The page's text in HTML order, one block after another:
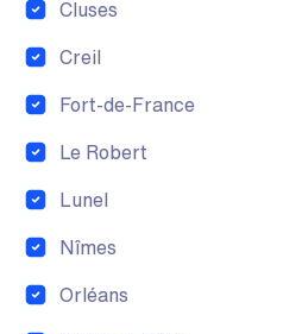
Cluses
Creil
Fort-de-France
Le Robert
Lunel
Nîmes
Orléans